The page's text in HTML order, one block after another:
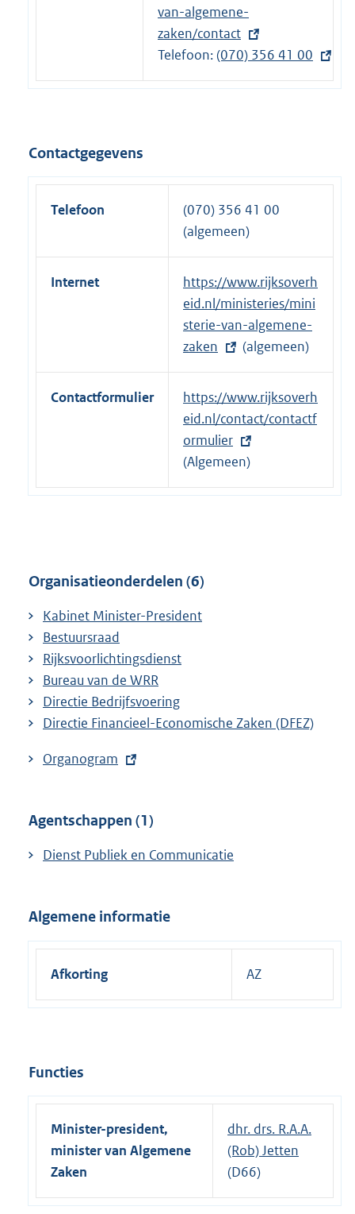
e
r
n
e
:
van-algemene-
zaken/contact
Telefoon:E
x
e
l
i
:
(070) 356 41 00
Contactgegevens
Telefoon
(070) 356 41 00
(algemeen)
Internet
E
x
t
e
r
n
i
k
https://www.rijksoverh
eid.nl/ministeries/mini
sterie-van-algemene-
zaken
(algemeen)
Contactformulier
E
x
t
e
r
n
k
https://www.rijksoverh
eid.nl/contact/contactf
ormulier
(Algemeen)
Organisatieonderdelen (6)
Kabinet Minister-President
Bestuursraad
Rijksvoorlichtingsdienst
Bureau van de WRR
Directie Bedrijfsvoering
Directie Financieel-Economische Zaken (DFEZ)
E
e
n
i
n
Organogram
Agentschappen (1)
Dienst Publiek en Communicatie
Algemene informatie
Afkorting AZ
Functies
Minister-president,
minister van Algemene
Zaken
dhr. drs. R.A.A.
(Rob) Jetten
(D66)